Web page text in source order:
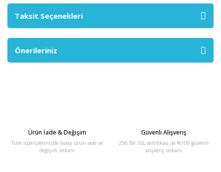
Taksit Seçenekleri
Önerileriniz
Ürün İade & Değişim
Tüm siparişlerinizde kolay ürün iade ve
değişim imkanı
Güvenli Alışveriş
256 Bit SSL sertifikası ile %100 güvenli
alışveriş imkanı